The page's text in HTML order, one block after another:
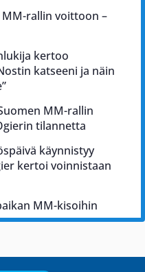
MM-rallin voittoon –
kertoo
katseeni ja näin
MM-rallin
tilannetta
käynnistyy
kertoi voinnistaan
MM-kisoihin